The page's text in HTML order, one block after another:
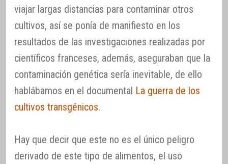
viajar largas distancias para contaminar otros
cultivos, así se ponía de manifiesto en los
resultados de las investigaciones realizadas por
científicos franceses, además, aseguraban que la
contaminación genética sería inevitable, de ello
hablábamos en el documental La guerra de los
cultivos transgénicos.
Hay que decir que este no es el único peligro
derivado de este tipo de alimentos, el uso